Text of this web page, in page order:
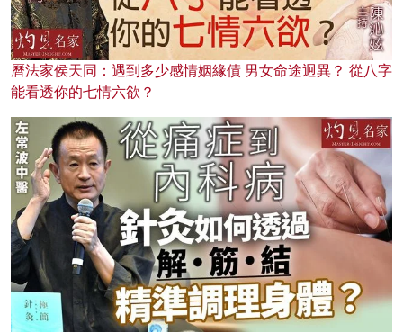
曆法家侯天同：遇到多少感情姻緣債 男女命途迥異？ 從八字
能看透你的七情六欲？